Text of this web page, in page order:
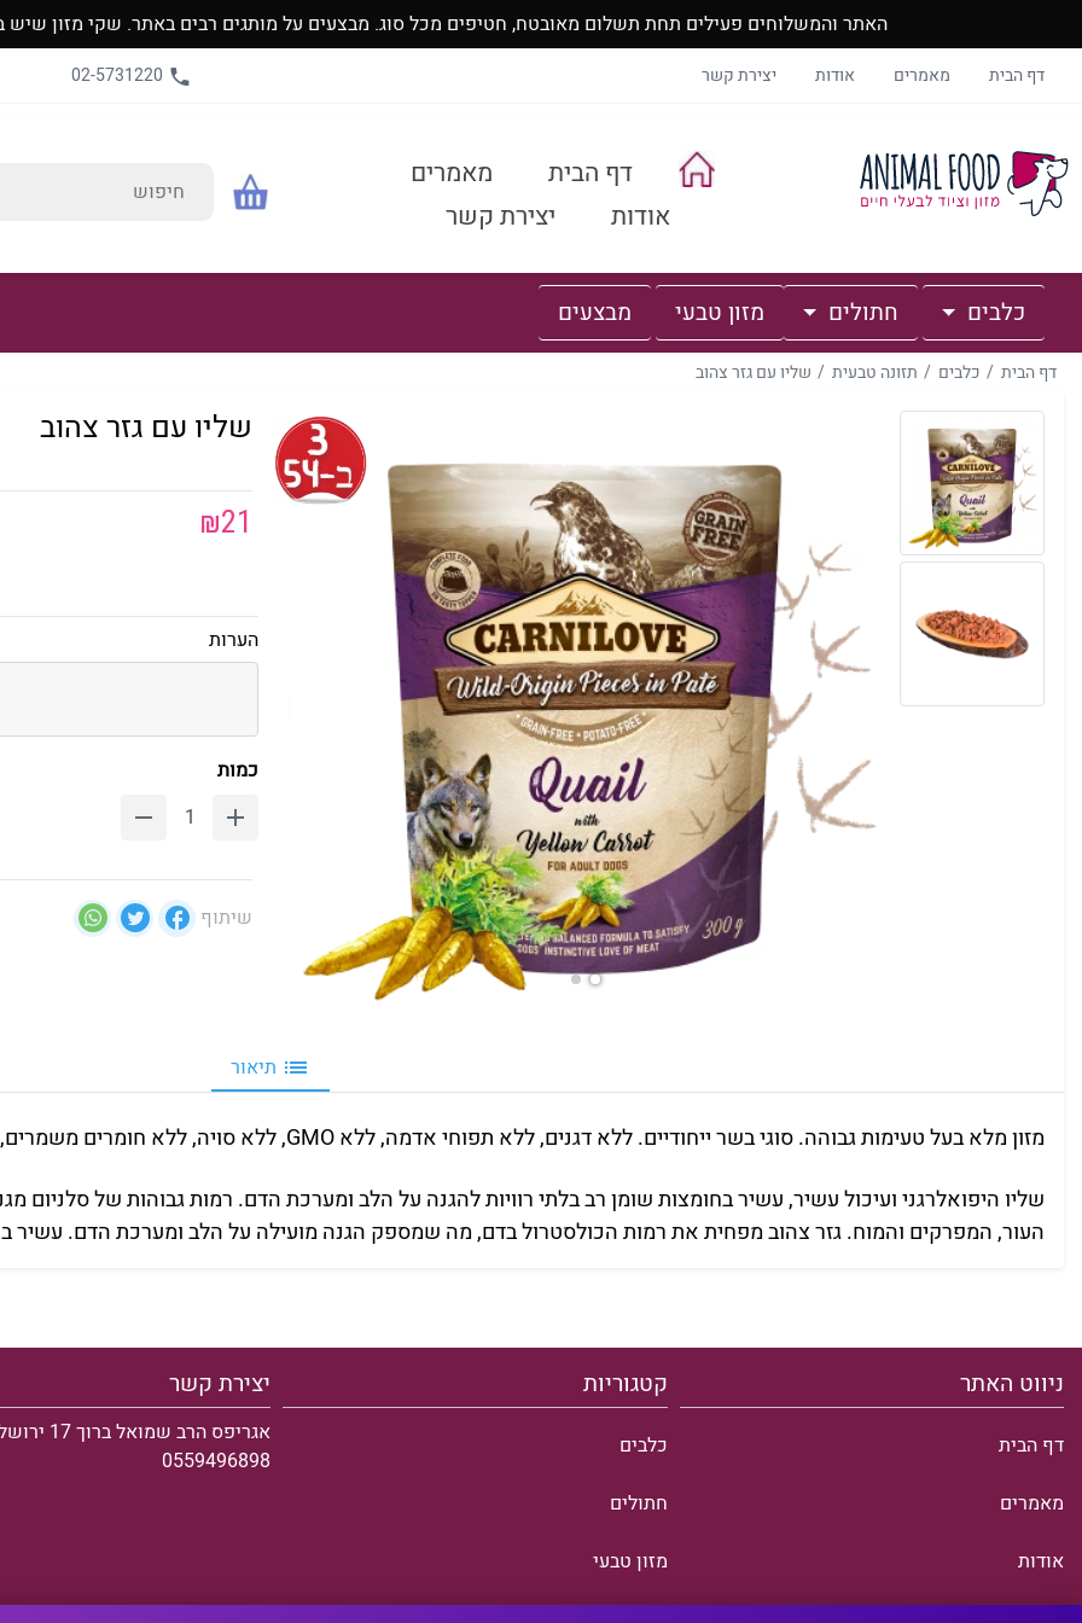
האתר והמשלוחים פעילים תחת תשלום מאובטח, חטיפים מכל סוג. מבצעים על מותגים רבים באתר. שקי מזון שיש בהם כמות של 80% יתקבלו
דף הבית מאמרים אודות יצירת קשר 02-5731220
דף הבית
מאמרים
אודות
יצירת קשר
כלבים חתולים מזון טבעי מבצעים
דף הבית כלבים תזונה טבעית שליו עם גזר צהוב
שליו עם גזר צהוב
₪21
הערות
כמות
שיתוף
תיאור
מזון מלא בעל טעימות גבוהה. סוגי בשר ייחודיים. ללא דגנים, ללא תפוחי אדמה, ללא GMO, ללא סויה, ללא חומרים משמרים, ללא חומרי צבע. תכולת בשר גבוהה 85%.
שליו היפואלרגני ועיכול עשיר, עשיר בחומצות שומן רב בלתי רוויות להגנה על הלב ומערכת הדם. רמות גבוהות של
העור, המפרקים והמוח. גזר צהוב מפחית את רמות הכולסטרול בדם, מה שמספק הגנה מועילה על הלב ומערכת הדם. עשיר
ניווט האתר
דף הבית
מאמרים
אודות
קטגוריות
כלבים
חתולים
מזון טבעי
יצירת קשר
אגריפס הרב שמואל ברוך 17 ירושלים
0559496898